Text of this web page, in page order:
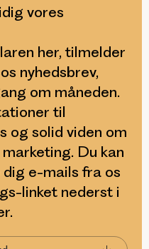
vores
her, tilmelder
nyhedsbrev,
om måneden.
til
og solid viden om
Du kan
e-mails fra os
linket nederst i